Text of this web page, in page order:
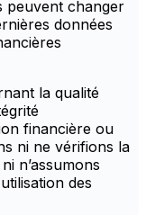
peuvent changer
données
la qualité
financière ou
ni ne vérifions la
n’assumons
des